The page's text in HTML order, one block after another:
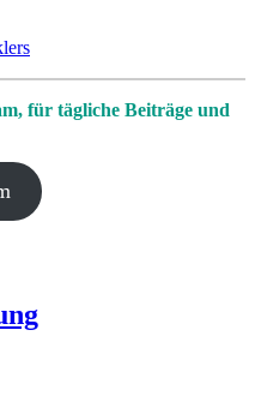
für tägliche Beiträge und